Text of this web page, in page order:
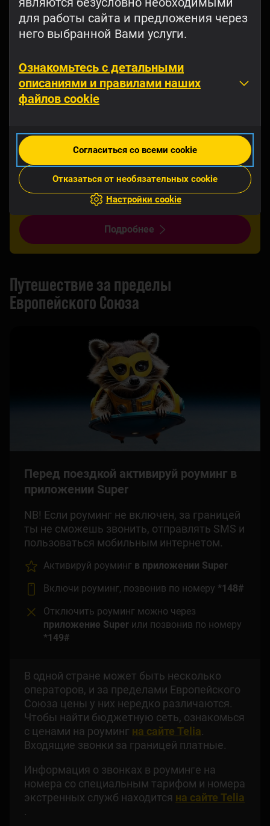
для работы сайта и предложения через
него выбранной Вами услуги.
Ознакомьтесь с детальными
описаниями и правилами наших
файлов cookie
Согласиться со всеми cookie
Отказаться от необязательных cookie
Настройки cookie
Путешествуете дальше? Серфите по
интернет-волнам с Super Travel и
экономьте по сравнению с дневными и
недельными пакетами.
Подробнее
Путешествие за пределы
Европейского Союза
Перед поездкой активируй роуминг в
приложении Super
NB! Если роуминг не включен, за границей
ты не сможешь звонить, отправлять SMS и
пользоваться мобильным интернетом.
Активируй роуминг в приложении Super
Включи роуминг, позвонив по номеру *148#
Отключить роуминг можно через
приложение Super или позвонив по номеру
*149#
В одной стране может быть несколько
операторов, и за пределами Европейского
Союза цены у них нередко различаются.
Чтобы найти бюджетную сеть, ознакомься
с ценами на роуминг на сайте Telia.
Входящие звонки за границей платные.
Информация о звонках в роуминге на
номера со специальным тарифом и номера
экстренных служб находится на сайте Telia
.